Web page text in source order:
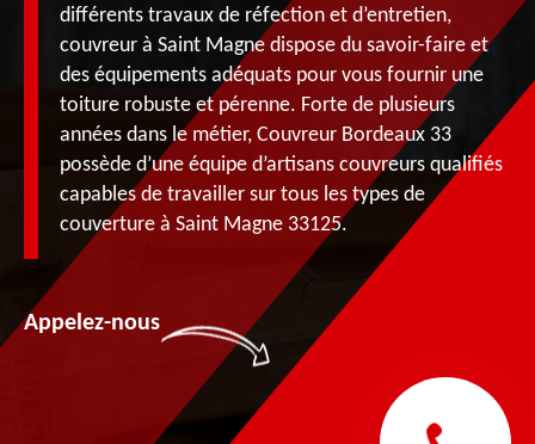
différents travaux de réfection et d’entretien,
couvreur à Saint Magne dispose du savoir-faire et
des équipements adéquats pour vous fournir une
toiture robuste et pérenne. Forte de plusieurs
années dans le métier, Couvreur Bordeaux 33
possède d’une équipe d’artisans couvreurs qualifiés
capables de travailler sur tous les types de
couverture à Saint Magne 33125.
Appelez-nous